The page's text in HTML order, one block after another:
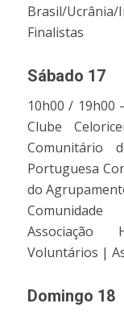
Brasil/
Finalistas
Sábado 17
10h00 / 19h00
Clube
Comunitário
Portuguesa
do
Associação
Voluntários |
Domingo 18